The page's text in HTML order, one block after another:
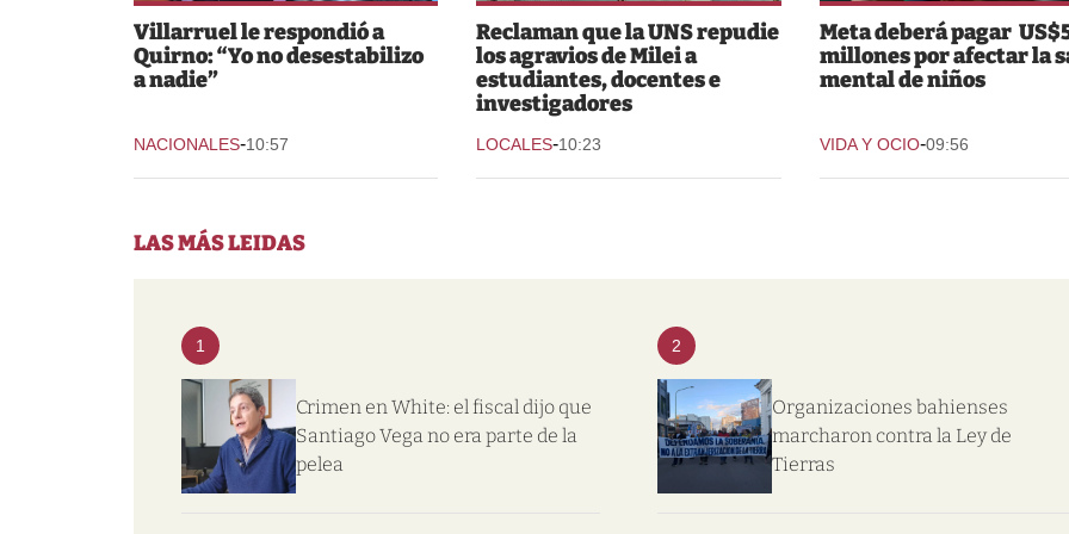
Villarruel le respondió a
Quirno: “Yo no desestabilizo
a nadie”
NACIONALES-10:57
Reclaman que la UNS repudie
los agravios de Milei a
estudiantes, docentes e
investigadores
LOCALES-10:23
Meta deberá pagar
millones por afectar la
mental de niños
VIDA Y OCIO-09:56
LAS MÁS LEIDAS
1
Crimen en White: el fiscal dijo que
Santiago Vega no era parte de la
pelea
2
Organizaciones bahienses
marcharon contra la Ley de
Tierras